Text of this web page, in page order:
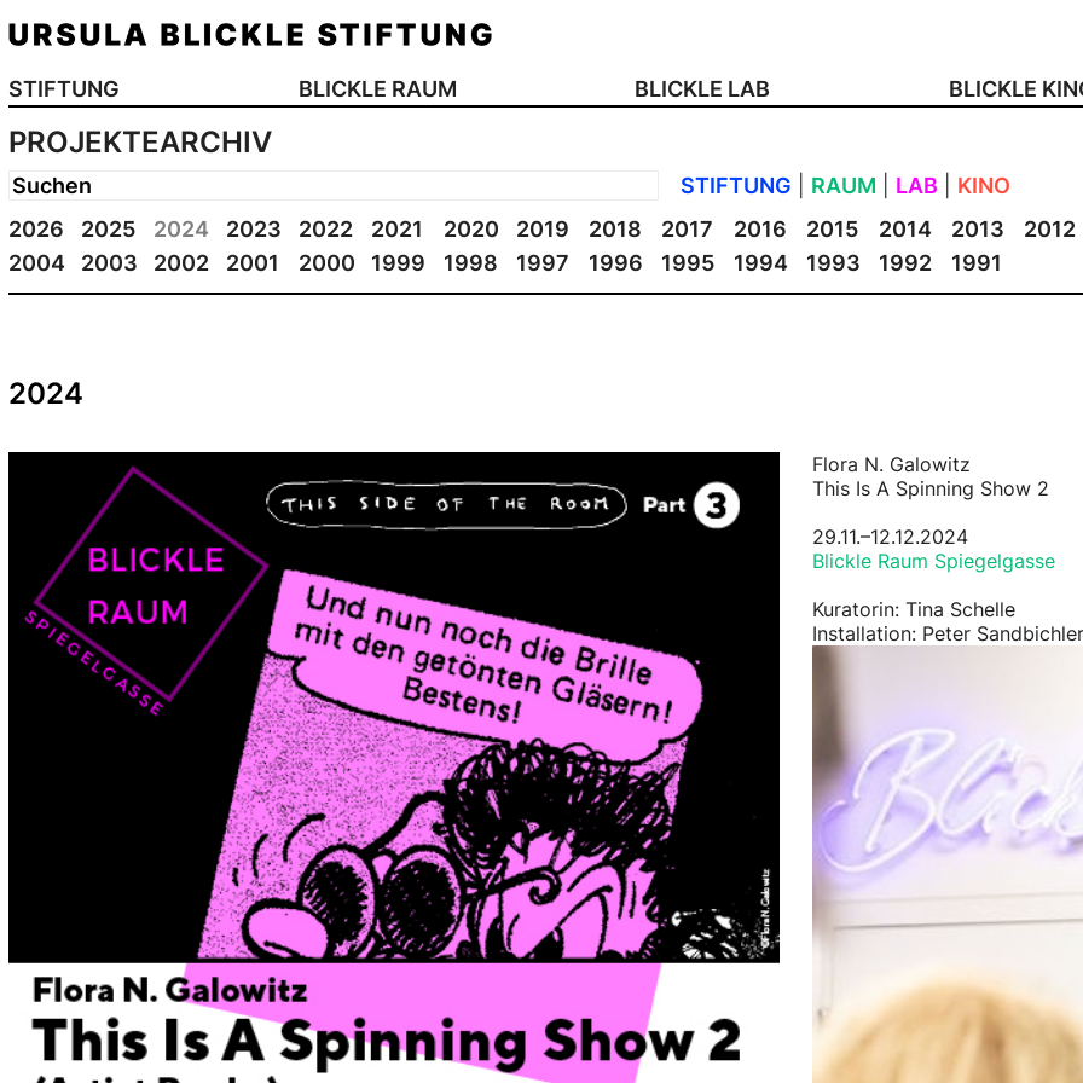
STIFTUNG BLICKLE RAUM BLICKLE LAB BLICKLE
PROJEKTEARCHIV
STIFTUNG RAUM LAB
KINO
2026
2025 2024 2023 2022 2021 2020 2019 2018 2017 2016 2015 2014 2013
2012
2004
2003 2002 2001 2000 1999 1998 1997 1996 1995 1994 1993 1992 1991
2024
Flora N. Galowitz
This Is A Spinning Show 2
29.11.–12.12.2024
Blickle Raum Spiegelgasse
Kuratorin: Tina Schelle
Installation: Peter Sandbichler